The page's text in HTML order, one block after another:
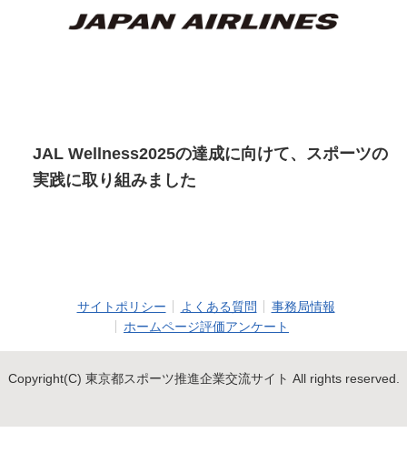
JAL Wellness2025の達成に向けて、スポーツの
実践に取り組みました
サイトポリシー よくある質問
事務局情報
ホームページ評価アンケート
Copyright(C) 東京都スポーツ推進企業交流サイト All rights reserved.